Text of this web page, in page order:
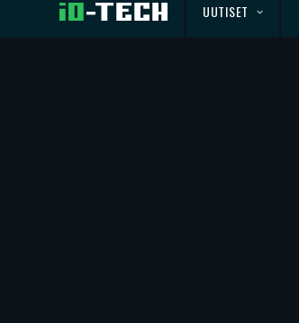
UUTISET